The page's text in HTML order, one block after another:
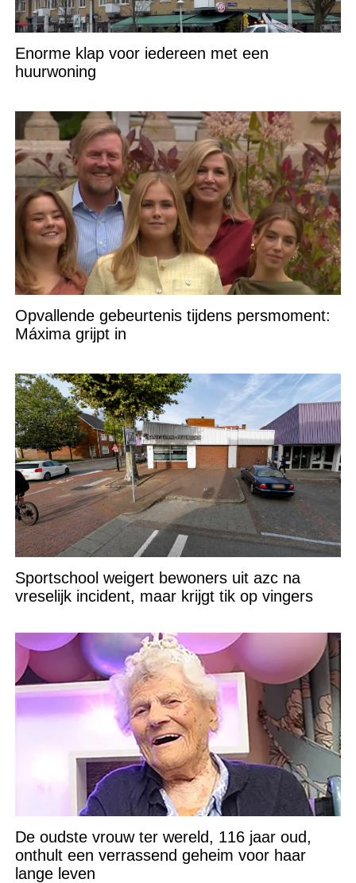
Enorme klap voor iedereen met een
huurwoning
Opvallende gebeurtenis tijdens persmoment:
Máxima grijpt in
Sportschool weigert bewoners uit azc na
vreselijk incident, maar krijgt tik op vingers
De oudste vrouw ter wereld, 116 jaar oud,
onthult een verrassend geheim voor haar
lange leven